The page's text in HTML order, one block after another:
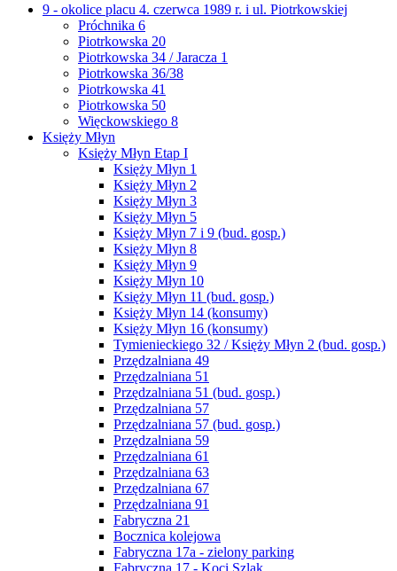
9 - okolice placu 4. czerwca 1989 r. i ul. Piotrkowskiej
Próchnika 6
Piotrkowska 20
Piotrkowska 34 / Jaracza 1
Piotrkowska 36/38
Piotrkowska 41
Piotrkowska 50
Więckowskiego 8
Księży Młyn
Księży Młyn Etap I
Księży Młyn 1
Księży Młyn 2
Księży Młyn 3
Księży Młyn 5
Księży Młyn 7 i 9 (bud. gosp.)
Księży Młyn 8
Księży Młyn 9
Księży Młyn 10
Księży Młyn 11 (bud. gosp.)
Księży Młyn 14 (konsumy)
Księży Młyn 16 (konsumy)
Tymienieckiego 32 / Księży Młyn 2 (bud. gosp.)
Przędzalniana 49
Przędzalniana 51
Przędzalniana 51 (bud. gosp.)
Przędzalniana 57
Przędzalniana 57 (bud. gosp.)
Przędzalniana 59
Przędzalniana 61
Przędzalniana 63
Przędzalniana 67
Przędzalniana 91
Fabryczna 21
Bocznica kolejowa
Fabryczna 17a - zielony parking
Fabryczna 17 - Koci Szlak